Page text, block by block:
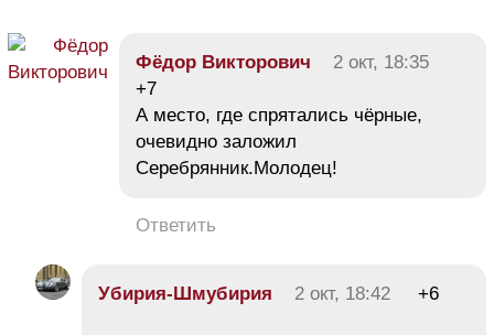
Фёдор Викторович
2 окт, 18:35
+7
А место, где спрятались чёрные,
очевидно заложил
Серебрянник.Молодец!
Ответить
Убирия-Шмубирия 2 окт, 18:42 +6